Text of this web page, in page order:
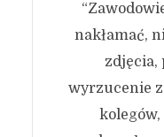
nakłamać,
zdjęcia,
wyrzucenie